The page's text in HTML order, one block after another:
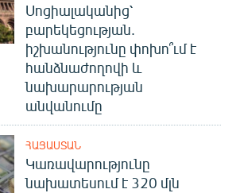
Սոցիալականից՝
բարեկեցության.
իշխանությունը փոխո՞ւմ է
հանձնաժողովի և
նախարարության
անվանումը
ՀԱՅԱՍՏԱՆ
Կառավարությունը
նախատեսում է 320 մլն